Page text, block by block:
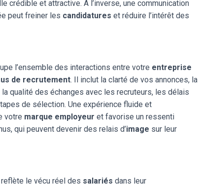
crédible et attractive. À l’inverse, une communication
peut freiner les candidatures et réduire l’intérêt des
l’ensemble des interactions entre votre entreprise
de recrutement. Il inclut la clarté de vos annonces, la
la qualité des échanges avec les recruteurs, les délais
de sélection. Une expérience fluide et
votre marque employeur et favorise un ressenti
qui peuvent devenir des relais d’image sur leur
le vécu réel des salariés dans leur